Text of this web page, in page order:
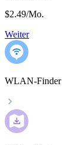
$2.49/Mo.
Weiter
WLAN-Finder